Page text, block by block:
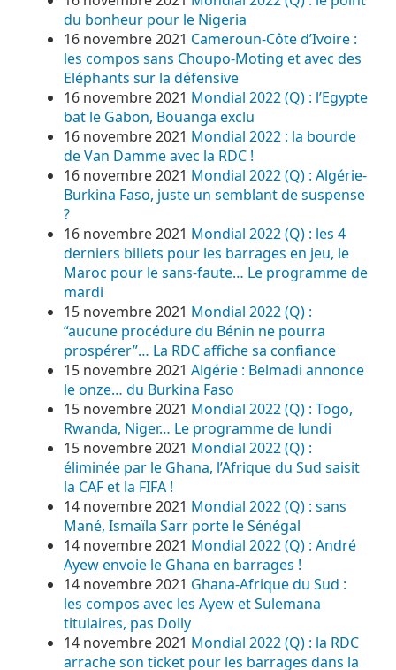
du bonheur pour le Nigeria
16 novembre 2021 Cameroun-Côte d’Ivoire :
les compos sans Choupo-Moting et avec des
Eléphants sur la défensive
16 novembre 2021 Mondial 2022 (Q) : l’Egypte
bat le Gabon, Bouanga exclu
16 novembre 2021 Mondial 2022 : la bourde
de Van Damme avec la RDC !
16 novembre 2021 Mondial 2022 (Q) : Algérie-
Burkina Faso, juste un semblant de suspense
?
16 novembre 2021 Mondial 2022 (Q) : les 4
derniers billets pour les barrages en jeu, le
Maroc pour le sans-faute… Le programme de
mardi
15 novembre 2021 Mondial 2022 (Q) :
“aucune procédure du Bénin ne pourra
prospérer”… La RDC affiche sa confiance
15 novembre 2021 Algérie : Belmadi annonce
le onze… du Burkina Faso
15 novembre 2021 Mondial 2022 (Q) : Togo,
Rwanda, Niger… Le programme de lundi
15 novembre 2021 Mondial 2022 (Q) :
éliminée par le Ghana, l’Afrique du Sud saisit
la CAF et la FIFA !
14 novembre 2021 Mondial 2022 (Q) : sans
Mané, Ismaïla Sarr porte le Sénégal
14 novembre 2021 Mondial 2022 (Q) : André
Ayew envoie le Ghana en barrages !
14 novembre 2021 Ghana-Afrique du Sud :
les compos avec les Ayew et Sulemana
titulaires, pas Dolly
14 novembre 2021 Mondial 2022 (Q) : la RDC
arrache son ticket pour les barrages dans la